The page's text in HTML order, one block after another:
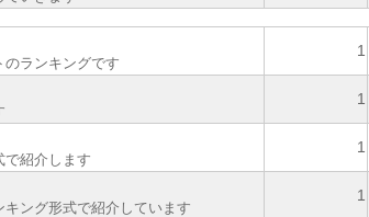
のランキングです
1
1
で紹介します
1
ング形式で紹介しています
1